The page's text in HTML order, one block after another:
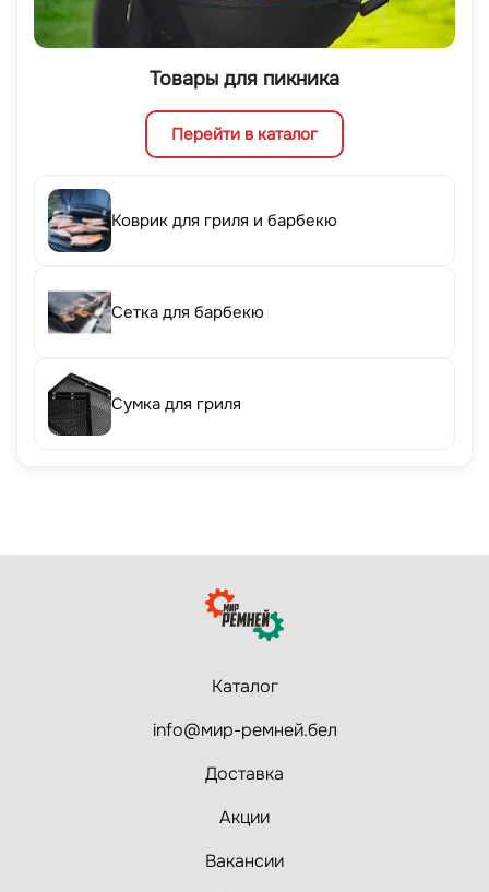
Товары для пикника
Перейти в каталог
Коврик для гриля и барбекю
Сетка для барбекю
Сумка для гриля
Каталог
info@мир-ремней.бел
Доставка
Акции
Вакансии